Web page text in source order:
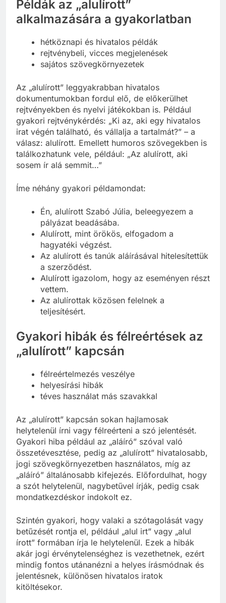
Példák az „alulírott”
alkalmazására a gyakorlatban
hétköznapi és hivatalos példák
rejtvénybeli, vicces megjelenések
Az „alulírott” leggyakrabban hivatalos
dokumentumokban fordul elő, de előkerülhet
rejtvényekben és nyelvi játékokban is. Például
gyakori rejtvénykérdés: „Ki az, aki egy hivatalos
irat végén található, és vállalja a tartalmát?” – a
válasz: alulírott. Emellett humoros szövegekben is
találkozhatunk vele, például: „Az alulírott, aki
Én, alulírott Szabó Júlia, beleegyezem a
pályázat beadásába.
Alulírott, mint örökös, elfogadom a
hagyatéki végzést.
Az alulírott és tanúk aláírásával hitelesítettük
a szerződést.
Alulírott igazolom, hogy az eseményen részt
vettem.
Az alulírottak közösen felelnek a
Gyakori hibák és félreértések az
„alulírott” kapcsán
félreértelmezés veszélye
helyesírási hibák
Az „alulírott” kapcsán sokan hajlamosak
helytelenül írni vagy félreérteni a szó jelentését.
Gyakori hiba például az „aláíró” szóval való
összetévesztése, pedig az „alulírott” hivatalosabb,
jogi szövegkörnyezetben használatos, míg az
„aláíró” általánosabb kifejezés. Előfordulhat, hogy
a szót helytelenül, nagybetűvel írják, pedig csak
Szintén gyakori, hogy valaki a szótagolását vagy
betűzését rontja el, például „alul irt” vagy „alul
írott” formában írja le helytelenül. Ezek a hibák
akár jogi érvénytelenséghez is vezethetnek, ezért
mindig fontos utánanézni a helyes írásmódnak és
jelentésnek, különösen hivatalos iratok